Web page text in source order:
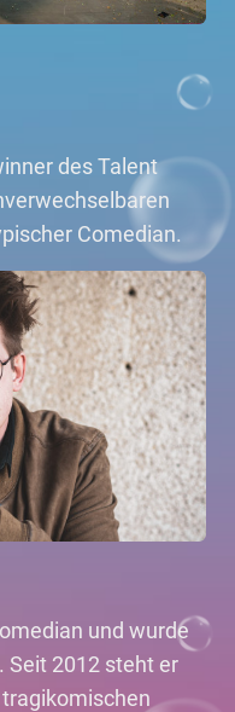
des Talent
Comedian.
und wurde
Seit 2012 steht er